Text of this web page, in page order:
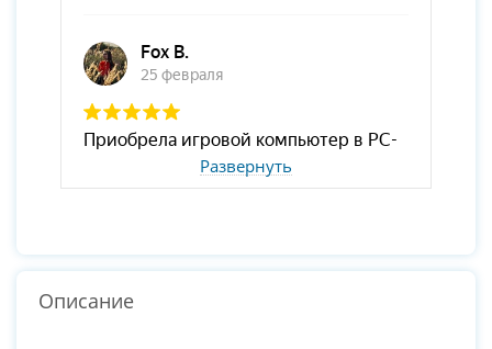
Развернуть
Описание